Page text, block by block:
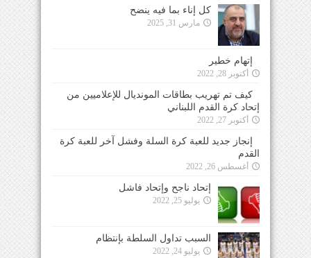
كل إناء بما فيه ينضح
مارس 31, 2025
إتهام خطير
أكتوبر 28, 2022
كيف تم تهريب بطاقات المونديال للإعلاميين من
إتحاد كرة القدم اللبناني
أكتوبر 27, 2022
إنجاز جديد للعبة كرة السلة وفشل آخر للعبة كرة
القدم
أغسطس 26, 2022
إتحاد ناجح وإتحاد فاشل
يوليو 25, 2022
السبب تداول السلطة بإنتظام
يوليو 24, 2022